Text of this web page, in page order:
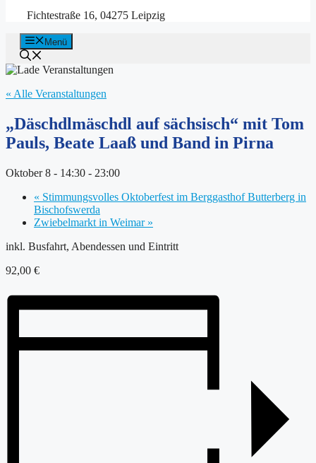
Fichtestraße 16, 04275 Leipzig
Menü
« Alle Veranstaltungen
„Däschdlmäschdl auf sächsisch“ mit Tom
Pauls, Beate Laaß und Band in Pirna
Oktober 8 - 14:30 - 23:00
« Stimmungsvolles Oktoberfest im Berggasthof Butterberg in
Bischofswerda
Zwiebelmarkt in Weimar »
inkl. Busfahrt, Abendessen und Eintritt
92,00 €